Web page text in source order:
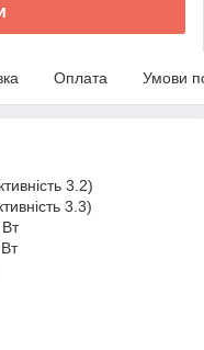
Оплата Умови
3.2)
3.3)